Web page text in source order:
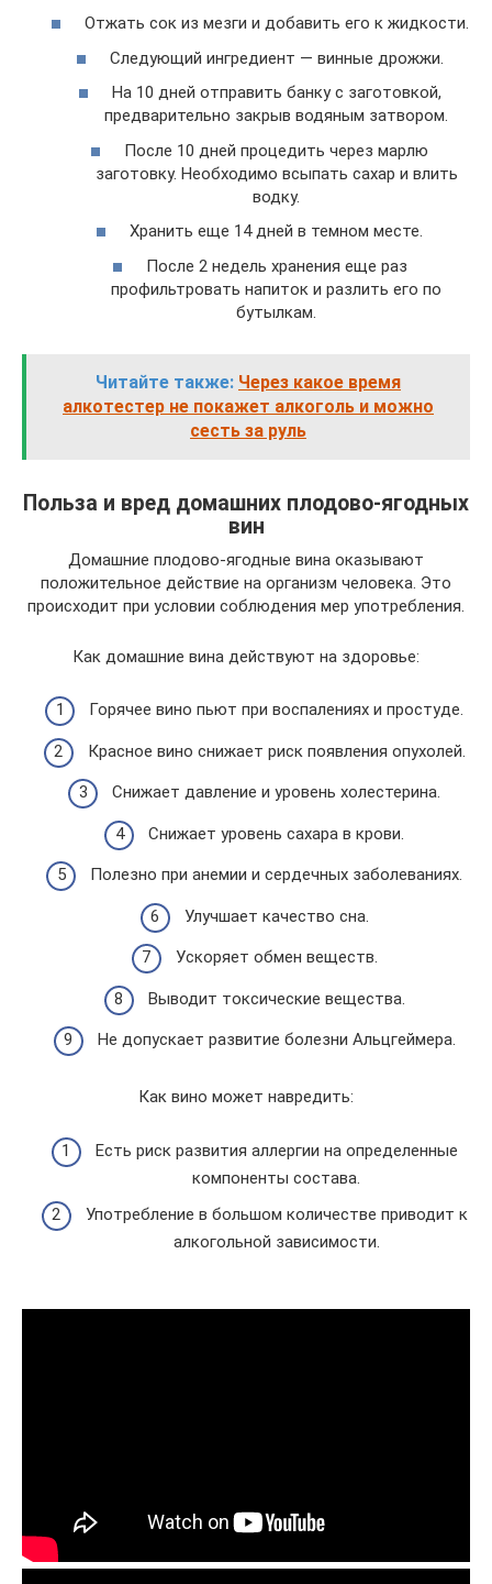
Отжать сок из мезги и добавить его к жидкости.
Следующий ингредиент — винные дрожжи.
На 10 дней отправить банку с заготовкой,
предварительно закрыв водяным затвором.
После 10 дней процедить через марлю
заготовку. Необходимо всыпать сахар и влить
водку.
Хранить еще 14 дней в темном месте.
После 2 недель хранения еще раз
профильтровать напиток и разлить его по
бутылкам.
Читайте также: Через какое время
алкотестер не покажет алкоголь и можно
сесть за руль
Польза и вред домашних плодово-ягодных
вин
Домашние плодово-ягодные вина оказывают
положительное действие на организм человека. Это
происходит при условии соблюдения мер употребления.
Как домашние вина действуют на здоровье:
Горячее вино пьют при воспалениях и простуде.
Красное вино снижает риск появления опухолей.
Снижает давление и уровень холестерина.
Снижает уровень сахара в крови.
Полезно при анемии и сердечных заболеваниях.
Улучшает качество сна.
Ускоряет обмен веществ.
Выводит токсические вещества.
Не допускает развитие болезни Альцгеймера.
Как вино может навредить:
Есть риск развития аллергии на определенные
компоненты состава.
Употребление в большом количестве приводит к
алкогольной зависимости.